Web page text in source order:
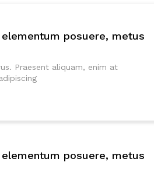
posuere, metus
Praesent aliquam, enim at
posuere, metus